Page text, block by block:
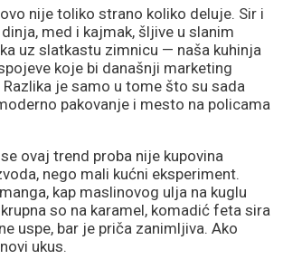
nije toliko strano koliko deluje. Sir i
med i kajmak, šljive u slanim
uz slatkastu zimnicu — naša kuhinja
koje bi današnji marketing
je samo u tome što su sada
pakovanje i mesto na policama
ovaj trend proba nije kupovina
nego mali kućni eksperiment.
kap maslinovog ulja na kuglu
so na karamel, komadić feta sira
uspe, bar je priča zanimljiva. Ako
ukus.